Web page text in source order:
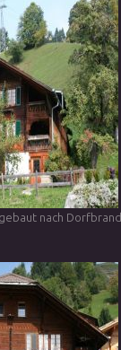
nach Dorfbrand